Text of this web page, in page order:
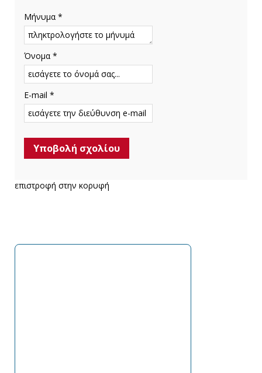
Μήνυμα *
Όνομα *
E-mail *
επιστροφή στην κορυφή